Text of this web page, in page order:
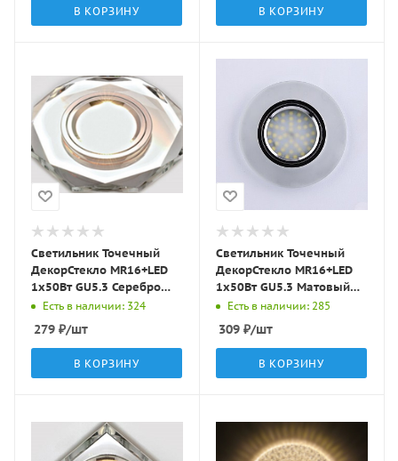
В КОРЗИНУ В КОРЗИНУ
Светильник Точечный
ДекорСтекло MR16+LED
1х50Вт GU5.3 Серебро
D95х25мм IP20 D0801L
Есть в наличии: 324
279 ₽/шт
В КОРЗИНУ
Светильник Точечный
ДекорСтекло MR16+LED
1х50Вт GU5.3 Матовый
D90х10мм IP20 D0301
Есть в наличии: 285
309 ₽/шт
В КОРЗИНУ